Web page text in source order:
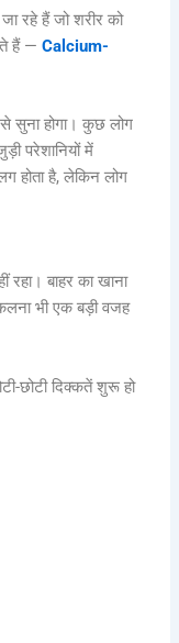
रहे हैं जो शरीर को
हैं —Calcium-
सुना होगा। कुछ लोग
परेशानियों में
होता है, लेकिन लोग
बाहर का खाना
भी एक बड़ी वजह
छोटी दिक्कतें शुरू हो